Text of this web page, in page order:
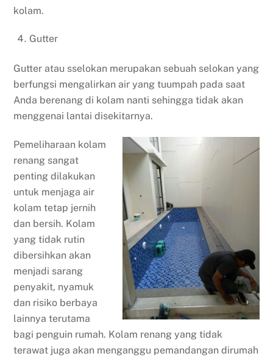
kolam.
Gutter
Gutter atau sselokan merupakan sebuah selokan yang
berfungsi mengalirkan air yang tuumpah pada saat
Anda berenang di kolam nanti sehingga tidak akan
menggenai lantai disekitarnya.
Pemeliharaan kolam
renang sangat
penting dilakukan
untuk menjaga air
kolam tetap jernih
dan bersih. Kolam
yang tidak rutin
dibersihkan akan
menjadi sarang
penyakit, nyamuk
dan risiko berbaya
lainnya terutama
bagi penguin rumah. Kolam renang yang tidak
terawat juga akan menganggu pemandangan dirumah